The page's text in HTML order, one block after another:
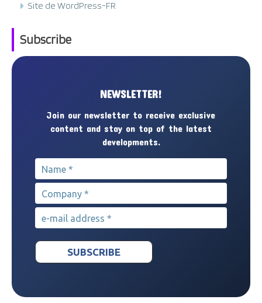
Site de WordPress-FR
Subscribe
NEWSLETTER!
Join our newsletter to receive exclusive
content and stay on top of the latest
developments.
Name *
Company*
e-mail address*